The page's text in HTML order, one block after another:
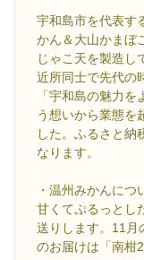
宇和島市を代表す
かん＆大山かまぼ
じゃこ天を製造し
近所同士で先代の
「宇和島の魅力
う想いから業態を
した。ふるさと納
なります。
・温州みかんにつ
甘くてぷるっとし
送りします。11月
のお届けは「南柑